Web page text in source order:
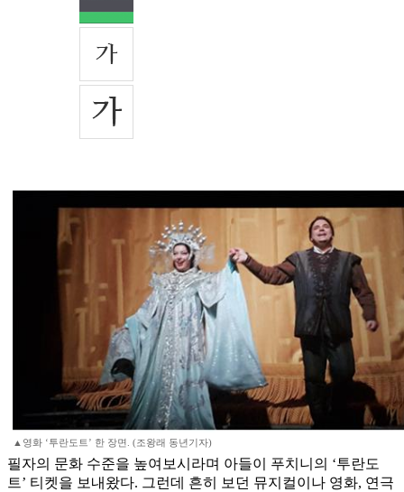
▲영화 ‘투란도트’ 한 장면. (조왕래 동년기자)
필자의 문화 수준을 높여보시라며 아들이 푸치니의 ‘투란도
트’ 티켓을 보내왔다. 그런데 흔히 보던 뮤지컬이나 영화, 연극